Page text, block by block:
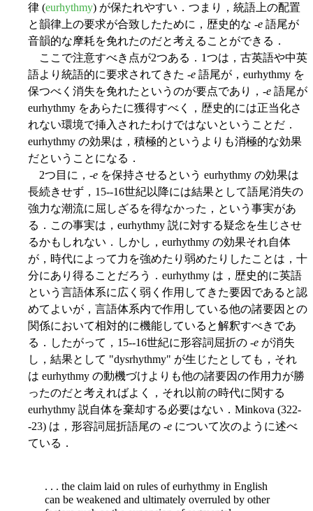
律 (eurhythmy) が保たれやすい．つまり，統語上の配置
と韻律上の要求が合致したために，歴史的な -e 語尾が
音韻的な摩耗を免れたのだと考えることができる．
ここで注意すべき点が2つある．1つは，古英語や中英
語より統語的に要求されてきた -e 語尾が，eurhythmy を
保つべく消失を免れたというのが要点であり，-e 語尾が
eurhythmy をあらたに獲得すべく，歴史的には正当化さ
れない環境で挿入されたわけではないということだ．
eurhythmy の効果は，積極的というよりも消極的な効果
だということになる．
2つ目に，-e を保持させるという eurhythmy の効果は
長続きせず，15--16世紀以降には結果として語尾消失の
強力な潮流に屈しざるを得なかった，という事実があ
る．この事実は，eurhythmy 説に対する疑念を生じさせ
るかもしれない．しかし，eurhythmy の効果それ自体
が，時代によって力を強めたり弱めたりしたことは，十
分にあり得ることだろう．eurhythmy は，歴史的に英語
という言語体系に広く弱く作用してきた要因であると認
めてよいが，言語体系内で作用している他の諸要因との
関係において相対的に機能していると解釈すべきであ
る．したがって，15--16世紀に形容詞屈折の -e が消失
し，結果として "dysrhythmy" が生じたとしても，それ
は eurhythmy の動機づけよりも他の諸要因の作用力が勝
ったのだと考えればよく，それ以前の時代に関する
eurhythmy 説自体を棄却する必要はない．Minkova (322-
-23) は，形容詞屈折語尾の -e について次のように述べ
ている．
. . . the claim laid on rules of eurhythmy in English
can be weakened and ultimately overruled by other